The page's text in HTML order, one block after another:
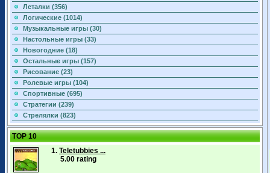
Леталки (356)
Логические (1014)
Музыкальные игры (30)
Настольные игры (33)
Новогодние (18)
Остальные игры (157)
Рисование (23)
Ролевые игры (104)
Спортивные (695)
Стратегии (239)
Стрелялки (823)
TOP 10
1. Teletubbies ...
5.00 rating